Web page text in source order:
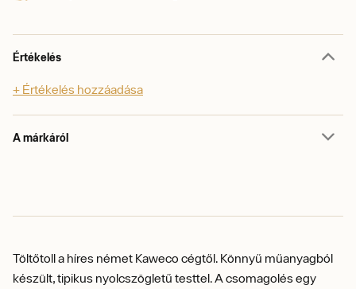
Értékelés
+ Értékelés hozzáadása
A márkáról
Töltőtoll a híres német Kaweco cégtől. Könnyű műanyagból
készült, tipikus nyolcszögletű testtel.A csomagolés egy